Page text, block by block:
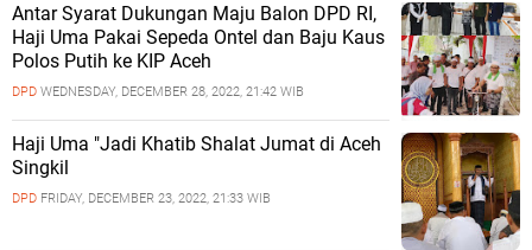
Antar Syarat Dukungan Maju Balon DPD RI,
Haji Uma Pakai Sepeda Ontel dan Baju Kaus
Polos Putih ke KIP Aceh
DPD WEDNESDAY, DECEMBER 28, 2022, 21:42 WIB
Haji Uma "Jadi Khatib Shalat Jumat di Aceh
Singkil
DPD FRIDAY, DECEMBER 23, 2022, 21:33 WIB